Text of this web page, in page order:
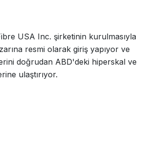
USA Inc. şirketinin kurulmasıyla
resmi olarak giriş yapıyor ve
doğrudan ABD'deki hiperskal ve
ulaştırıyor.